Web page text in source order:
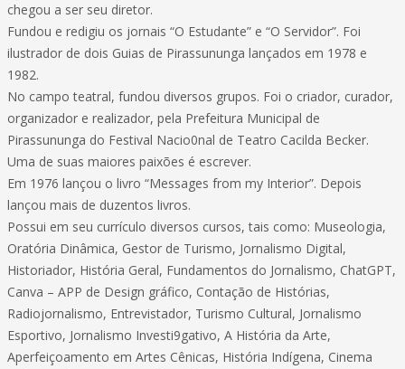
chegou a ser seu diretor.
Fundou e redigiu os jornais “O Estudante” e “O Servidor”. Foi
ilustrador de dois Guias de Pirassununga lançados em 1978 e
1982.
No campo teatral, fundou diversos grupos. Foi o criador, curador,
organizador e realizador, pela Prefeitura Municipal de
Pirassununga do Festival Nacio0nal de Teatro Cacilda Becker.
Uma de suas maiores paixões é escrever.
Em 1976 lançou o livro “Messages from my Interior”. Depois
lançou mais de duzentos livros.
Possui em seu currículo diversos cursos, tais como: Museologia,
Oratória Dinâmica, Gestor de Turismo, Jornalismo Digital,
Historiador, História Geral, Fundamentos do Jornalismo, ChatGPT,
Canva – APP de Design gráfico, Contação de Histórias,
Radiojornalismo, Entrevistador, Turismo Cultural, Jornalismo
Esportivo, Jornalismo Investi9gativo, A História da Arte,
Aperfeiçoamento em Artes Cênicas, História Indígena, Cinema